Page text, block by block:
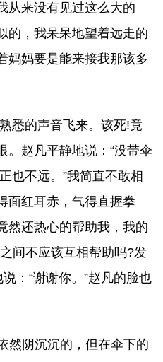
从来没有见过这么大的
的，我呆呆地望着远走的
妈妈要是能来接我那该多
悉的声音飞来。该死!竟
。赵凡平静地说：“没带伞
也不远。”我简直不敢相
面红耳赤，气得直握拳
然还热心的帮助我，我的
间不应该互相帮助吗?发
：“谢谢你。”赵凡的脸也
然阴沉沉的，但在伞下的